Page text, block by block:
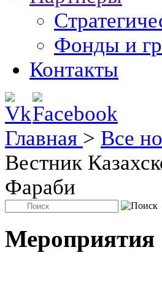
Фонды и
Контакты
Главная > Все
Вестник
Фараби
Мероприятия